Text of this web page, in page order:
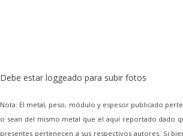
Debe estar loggeado para subir fotos
Nota: El metal, peso, módulo y espesor publicado
o sean del mismo metal que el aquí reportado dado
presentes pertenecen a sus respectivos autores. Si